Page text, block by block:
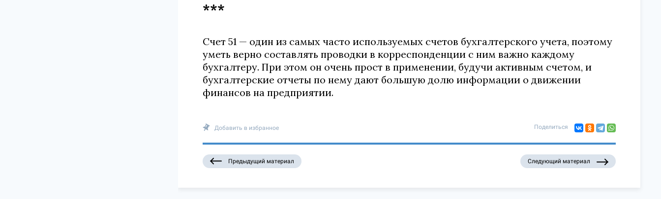
***
Счет 51 — один из самых часто используемых счетов бухгалтерского учета, поэтому
уметь верно составлять проводки в корреспонденции с ним важно каждому
бухгалтеру. При этом он очень прост в применении, будучи активным счетом, и
бухгалтерские отчеты по нему дают большую долю информации о движении
финансов на предприятии.
Добавить в избранное Поделиться
Предыдущий материал Следующий материал